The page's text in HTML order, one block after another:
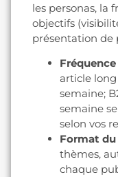
les personas, la
objectifs
présentation de
article
semaine;
semaine
selon vos
Format
thèmes,
chaque